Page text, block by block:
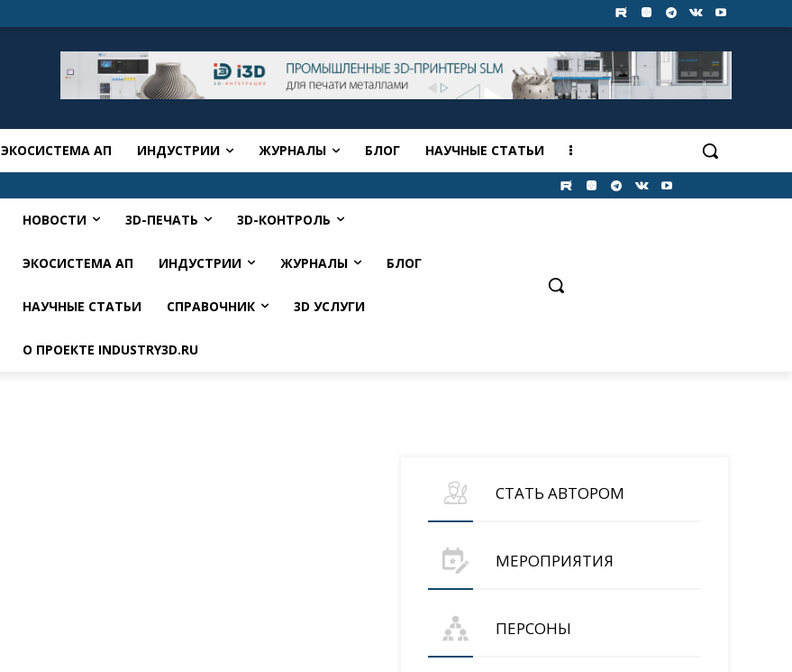
ЭКОСИСТЕМА АП ИНДУСТРИИ ЖУРНАЛЫ БЛОГ НАУЧНЫЕ СТАТЬИ
НОВОСТИ 3D-ПЕЧАТЬ 3D-КОНТРОЛЬ
ЭКОСИСТЕМА АП ИНДУСТРИИ ЖУРНАЛЫ БЛОГ
НАУЧНЫЕ СТАТЬИ СПРАВОЧНИК 3D УСЛУГИ
О ПРОЕКТЕ INDUSTRY3D.RU
СТАТЬ АВТОРОМ
МЕРОПРИЯТИЯ
ПЕРСОНЫ